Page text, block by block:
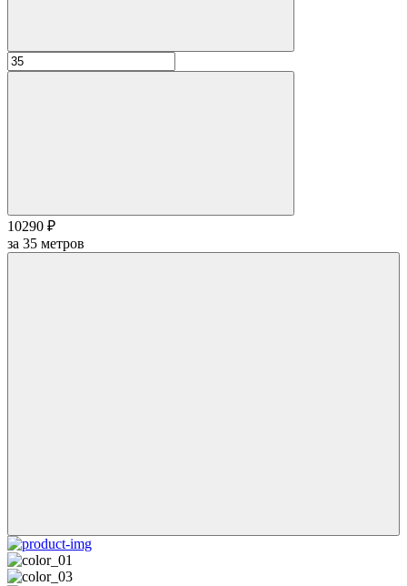
10290 ₽
за 35 метров